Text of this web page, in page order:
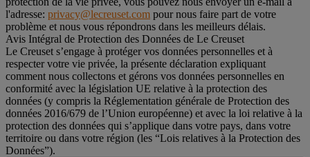
l'adresse: privacy@lecreuset.com pour nous faire part de votre
problème et nous vous répondrons dans les meilleurs délais.
Avis Intégral de Protection des Données de Le Creuset
Le Creuset s’engage à protéger vos données personnelles et à
respecter votre vie privée, la présente déclaration expliquant
comment nous collectons et gérons vos données personnelles en
conformité avec la législation UE relative à la protection des
données (y compris la Réglementation générale de Protection des
données 2016/679 de l’Union européenne) et avec la loi relative à la
protection des données qui s’applique dans votre pays, dans votre
territoire ou dans votre région (les “Lois relatives à la Protection des
Données”).